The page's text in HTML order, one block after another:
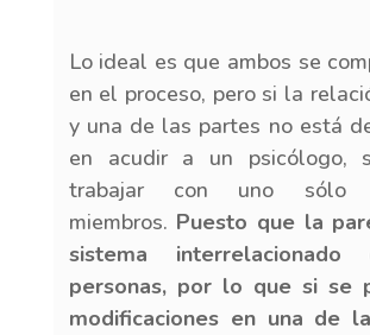
Lo ideal es que ambos se
en el proceso, pero si la
y una de las partes no está
en acudir a un psicólogo,
trabajar con uno
miembros. Puesto que la
sistema
personas, por lo que si se
modificaciones en una de